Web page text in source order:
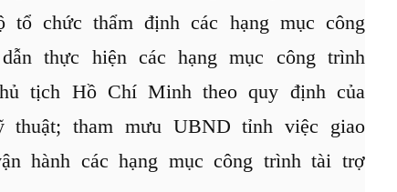
tổ chức thẩm định các hạng mục công
thực hiện các hạng mục công trình
tịch Hồ Chí Minh theo quy định của
thuật; tham mưu UBND tỉnh việc giao
hành các hạng mục công trình tài trợ